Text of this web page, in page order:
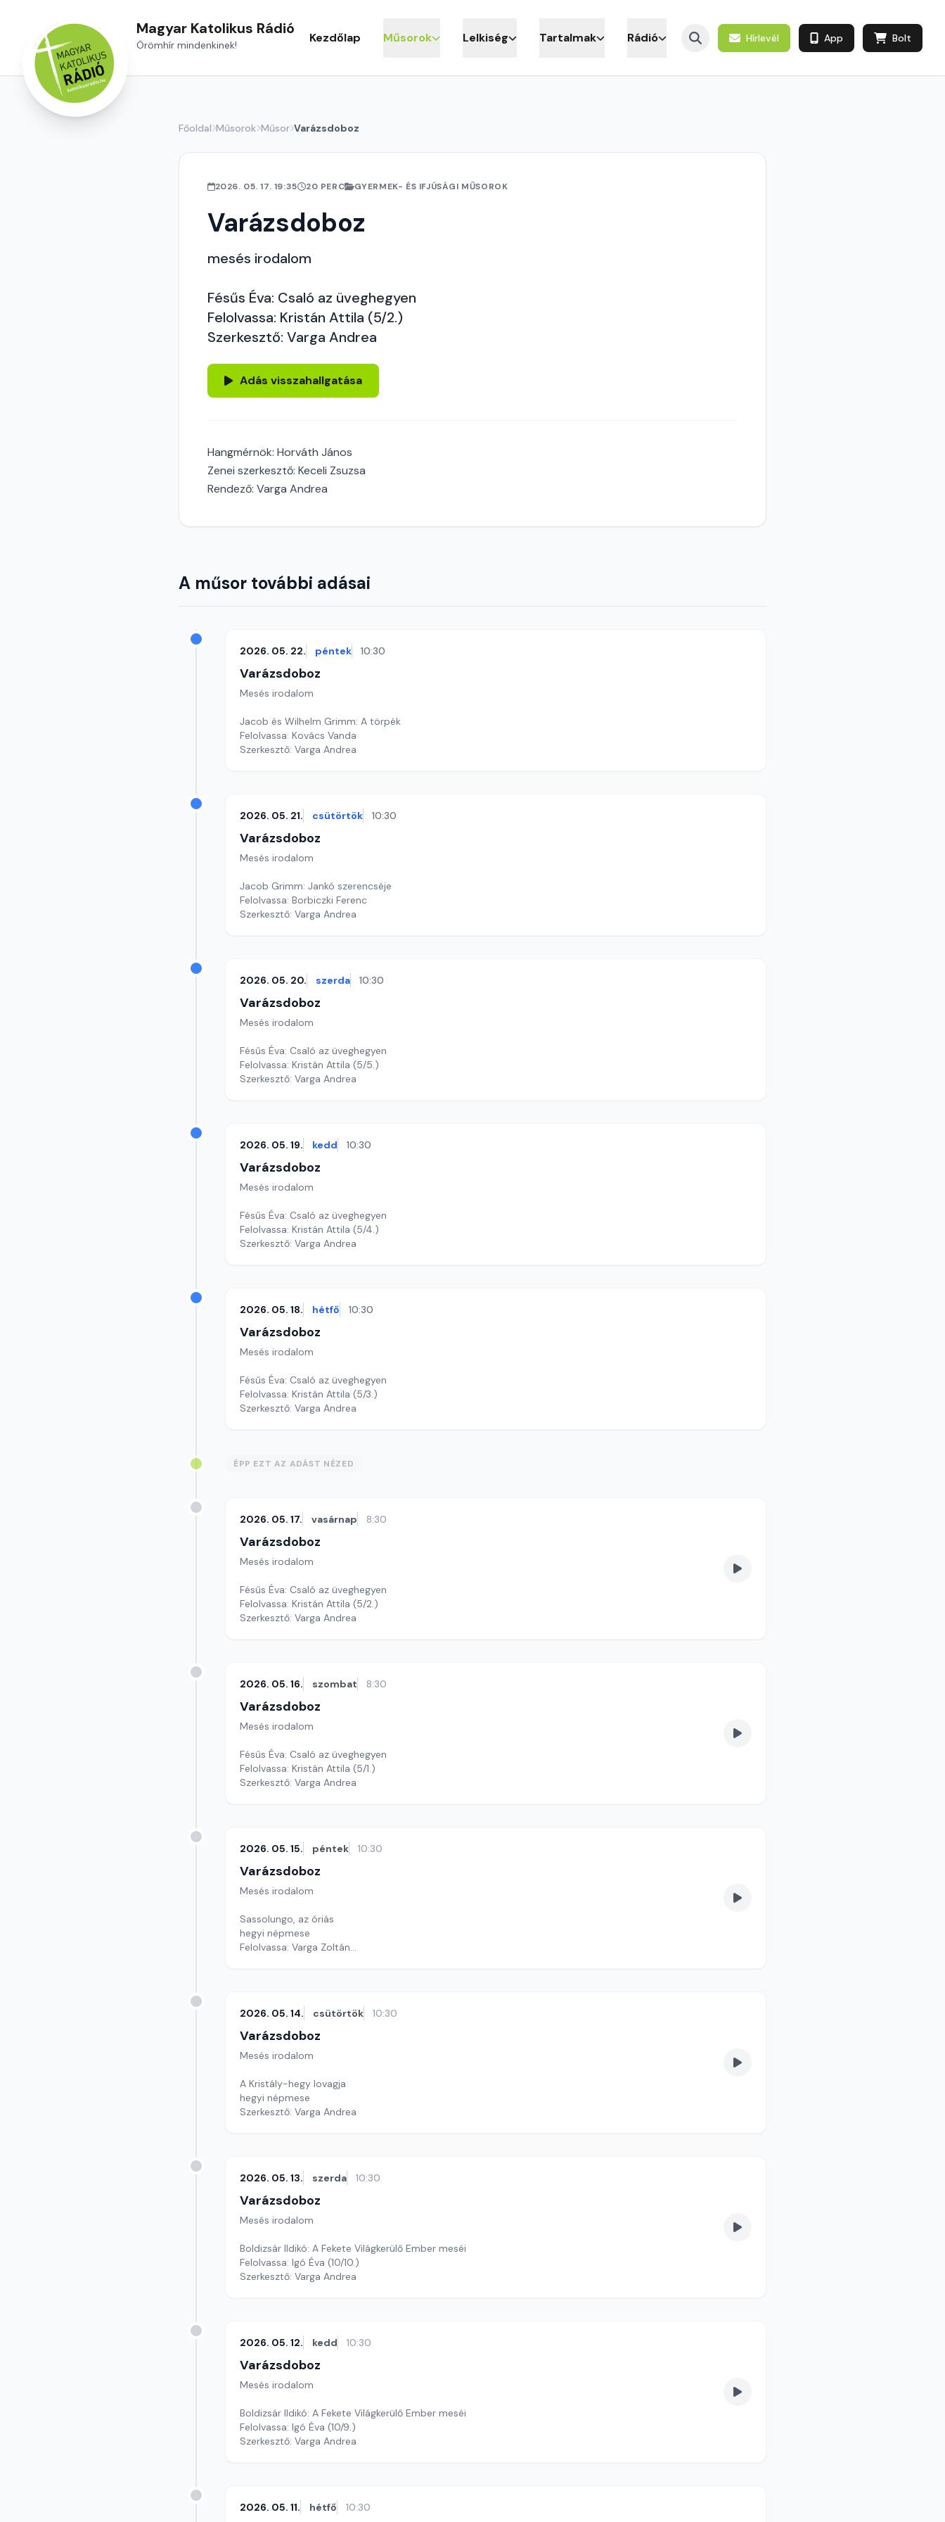
Magyar Katolikus Rádió
Örömhír mindenkinek! Kezdőlap Műsorok Lelkiség Tartalmak Rádió Hírlevél App Bolt
Főoldal Műsorok Műsor Varázsdoboz
2026. 05. 17. 19:35 20 PERC GYERMEK- ÉS IFJÚSÁGI MŰSOROK
Varázsdoboz
mesés irodalom
Fésűs Éva: Csaló az üveghegyen
Felolvassa: Kristán Attila (5/2.)
Szerkesztő: Varga Andrea
Adás visszahallgatása
Hangmérnök: Horváth János
Zenei szerkesztő: Keceli Zsuzsa
Rendező: Varga Andrea
A műsor további adásai
2026. 05. 22. péntek 10:30
Varázsdoboz
Mesés irodalom
Jacob és Wilhelm Grimm: A törpék
Felolvassa: Kovács Vanda
Szerkesztő: Varga Andrea
2026. 05. 21. csütörtök 10:30
Varázsdoboz
Mesés irodalom
Jacob Grimm: Jankó szerencséje
Felolvassa: Borbiczki Ferenc
Szerkesztő: Varga Andrea
2026. 05. 20. szerda 10:30
Varázsdoboz
Mesés irodalom
Fésűs Éva: Csaló az üveghegyen
Felolvassa: Kristán Attila (5/5.)
Szerkesztő: Varga Andrea
2026. 05. 19. kedd 10:30
Varázsdoboz
Mesés irodalom
Fésűs Éva: Csaló az üveghegyen
Felolvassa: Kristán Attila (5/4.)
Szerkesztő: Varga Andrea
2026. 05. 18. hétfő 10:30
Varázsdoboz
Mesés irodalom
Fésűs Éva: Csaló az üveghegyen
Felolvassa: Kristán Attila (5/3.)
Szerkesztő: Varga Andrea
ÉPP EZT AZ ADÁST NÉZED
2026. 05. 17. vasárnap 8:30
Varázsdoboz
Mesés irodalom
Fésűs Éva: Csaló az üveghegyen
Felolvassa: Kristán Attila (5/2.)
Szerkesztő: Varga Andrea
2026. 05. 16. szombat 8:30
Varázsdoboz
Mesés irodalom
Fésűs Éva: Csaló az üveghegyen
Felolvassa: Kristán Attila (5/1.)
Szerkesztő: Varga Andrea
2026. 05. 15. péntek 10:30
Varázsdoboz
Mesés irodalom
Sassolungo, az óriás
hegyi népmese
Felolvassa: Varga Zoltán
2026. 05. 14. csütörtök 10:30
Varázsdoboz
Mesés irodalom
A Kristály-hegy lovagja
hegyi népmese
Szerkesztő: Varga Andrea
2026. 05. 13. szerda 10:30
Varázsdoboz
Mesés irodalom
Boldizsár Ildikó: A Fekete Világkerülő Ember meséi
Felolvassa: Igó Éva (10/10.)
Szerkesztő: Varga Andrea
2026. 05. 12. kedd 10:30
Varázsdoboz
Mesés irodalom
Boldizsár Ildikó: A Fekete Világkerülő Ember meséi
Felolvassa: Igó Éva (10/9.)
Szerkesztő: Varga Andrea
2026. 05. 11. hétfő 10:30